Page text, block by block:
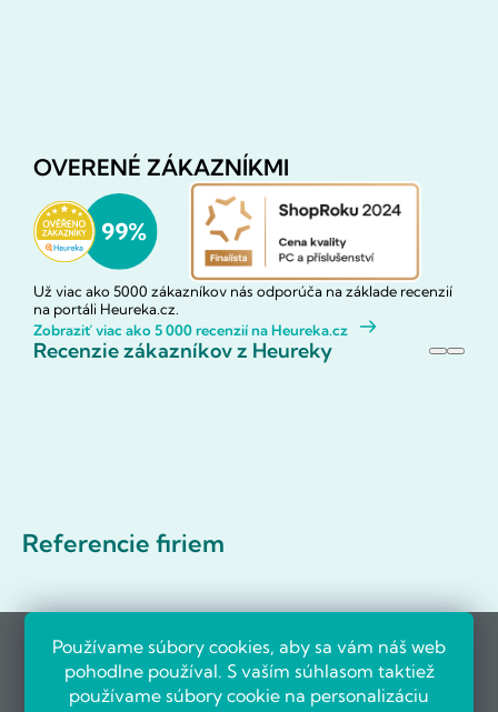
Používame súbory cookies, aby sa vám náš web
pohodlne používal. S vaším súhlasom taktiež
používame súbory cookie na personalizáciu
OVERENÉ ZÁKAZNÍKMI
Už viac ako 5000 zákazníkov nás odporúča na základe recenzií
na portáli Heureka.cz.
Zobraziť viac ako 5 000 recenzií na Heureka.cz
Recenzie zákazníkov z Heureky
Referencie firiem